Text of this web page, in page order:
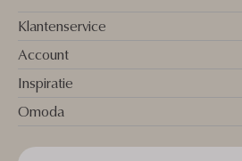
Klantenservice
Account
Inspiratie
Omoda